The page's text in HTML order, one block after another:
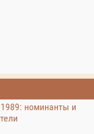
номинанты и